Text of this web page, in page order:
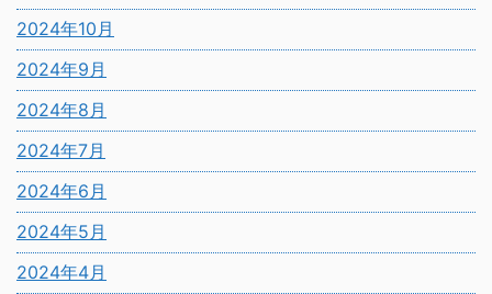
2024年10月
2024年9月
2024年8月
2024年7月
2024年6月
2024年5月
2024年4月